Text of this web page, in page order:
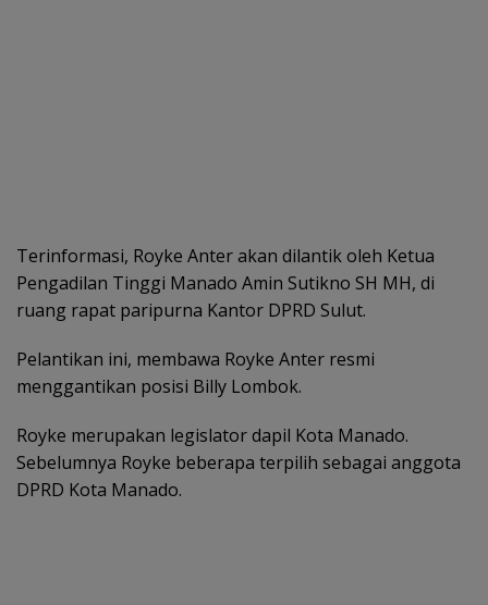
Terinformasi, Royke Anter akan dilantik oleh Ketua
Pengadilan Tinggi Manado Amin Sutikno SH MH, di
ruang rapat paripurna Kantor DPRD Sulut.
Pelantikan ini, membawa Royke Anter resmi
menggantikan posisi Billy Lombok.
Royke merupakan legislator dapil Kota Manado.
Sebelumnya Royke beberapa terpilih sebagai anggota
DPRD Kota Manado.